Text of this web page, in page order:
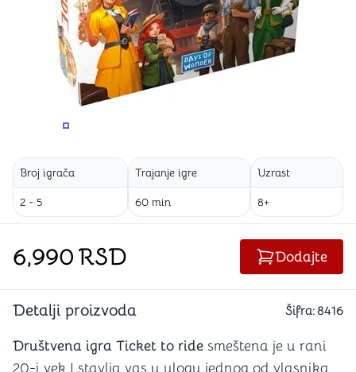
PROMENITE UGAO GLEDANJA
Broj igrača
2 - 5
Trajanje igre
60 min
Uzrast
8+
6,990RSD Dodajte
Detalji proizvoda Šifra:8416
Društvena igra Ticket to ride smeštena je u rani
20-i vek I stavlja vas u ulogu jednog od vlasnika